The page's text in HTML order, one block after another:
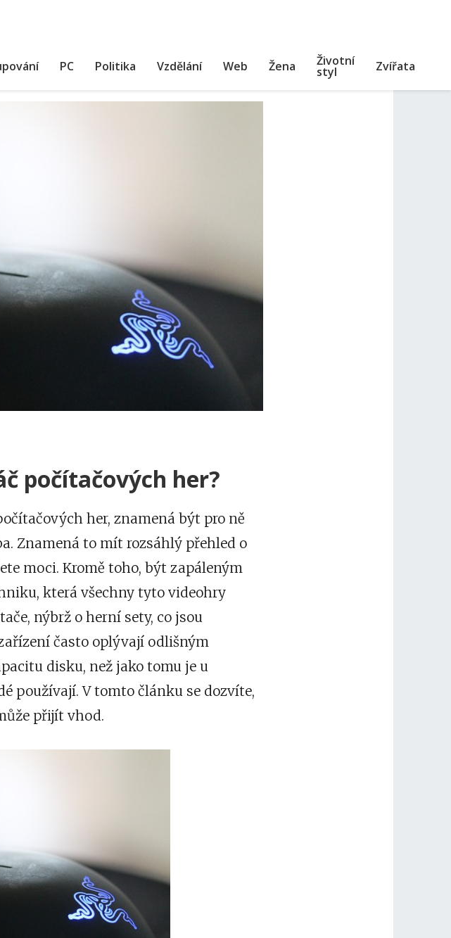
PC Politika Vzdělání Web Žena Životní
styl Zvířata
počítačových her?
her, znamená být pro ně
Znamená to mít rozsáhlý přehled o
moci. Kromě toho, být zapáleným
která všechny tyto videohry
nýbrž o herní sety, co jsou
často oplývají odlišným
disku, než jako tomu je u
používají. V tomto článku se dozvíte,
přijít vhod.